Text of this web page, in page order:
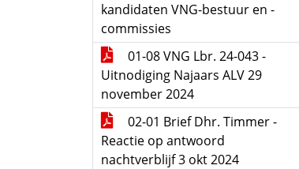
kandidaten VNG-bestuur en -
commissies
01-08 VNG Lbr. 24-043 -
Uitnodiging Najaars ALV 29
november 2024
02-01 Brief Dhr. Timmer -
Reactie op antwoord
nachtverblijf 3 okt 2024